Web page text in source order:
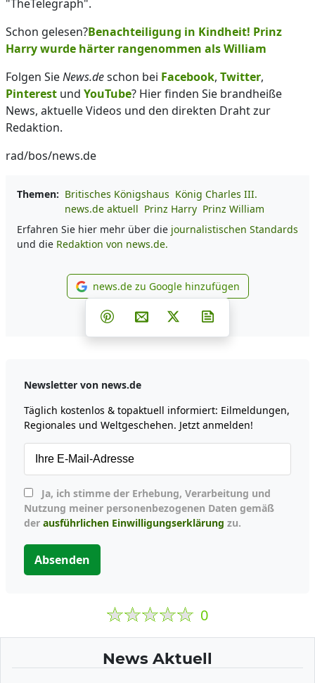
"TheTelegraph".
Schon gelesen?Benachteiligung in Kindheit! Prinz
Harry wurde härter rangenommen als William
Folgen SieNews.deschon bei Facebook, Twitter,
Pinterest und YouTube? Hier finden Sie brandheiße
News, aktuelle Videos und den direkten Draht zur
Redaktion.
rad/bos/news.de
Themen: Britisches Königshaus König Charles III.
news.de aktuell Prinz Harry Prinz William
Erfahren Sie hier mehr über die journalistischen Standards
und die Redaktion von news.de.
news.de zu Google
news.de zu Google hinzufügen
Teilen auf Facebook
Teilen auf Whatsapp
Teilen auf Telegram
Teilen auf Pinterest
Per E-Mail teilen
Post auf X
Newsletter von news.de
Täglich kostenlos & topaktuell informiert: Eilmeldungen,
Regionales und Weltgeschehen. Jetzt anmelden!
Nutzung meiner personenbezogenen Daten gemäß
der ausführlichen Einwilligungserklärung zu.
Absenden
0
News Aktuell